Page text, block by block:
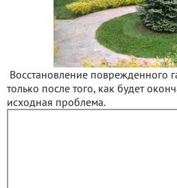
Восстановление поврежденного
только после того, как будет
исходная проблема.